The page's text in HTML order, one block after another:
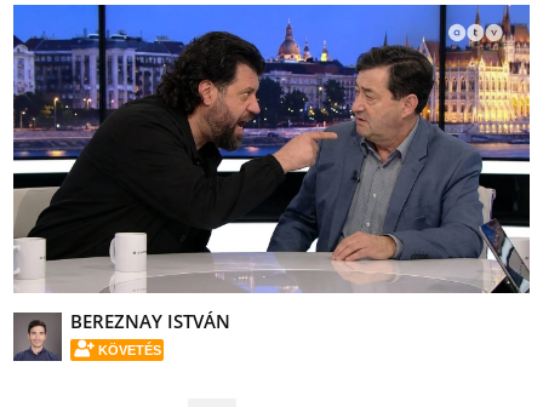
BEREZNAY ISTVÁN
KÖVETÉS